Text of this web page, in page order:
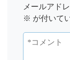
メールアド
※ が付いて